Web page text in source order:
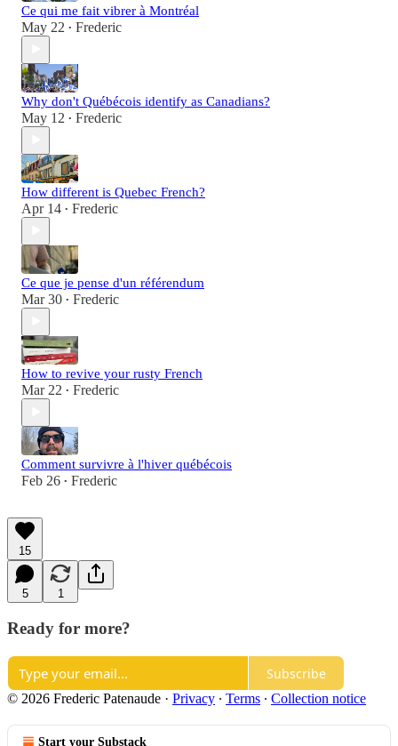
Ce qui me fait vibrer à Montréal
May 22 • Frederic
Why don't Québécois identify as Canadians?
May 12 • Frederic
How different is Quebec French?
Apr 14 • Frederic
Ce que je pense d'un référendum
Mar 30 • Frederic
How to revive your rusty French
Mar 22 • Frederic
Comment survivre à l'hiver québécois
Feb 26 • Frederic
15
5 1
Ready for more?
Subscribe
© 2026 Frederic Patenaude · Privacy ∙ Terms ∙ Collection notice
Start your Substack